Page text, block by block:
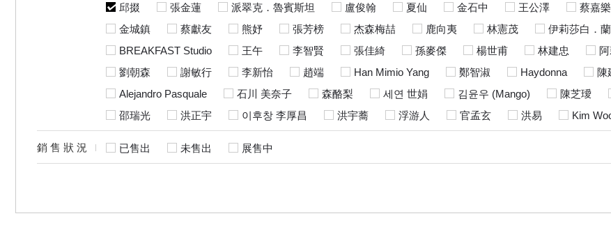
邱掇
張金蓮 派翠克．魯賓斯坦 盧俊翰 夏仙 金石中 王公澤 蔡嘉樂
金城鎮
蔡獻友 熊妤 張芳榜 杰森梅喆 鹿向夷 林憲茂 伊莉莎白．
BREAKFAST Studio
王午 李智賢 張佳綺 孫麥傑 楊世甫 林建忠
劉朝森
謝敏行 李新怡 趙端 Han Mimio Yang 鄭智淑 Haydonna 陳
Alejandro Pasquale
石川 美奈子 森酪梨 세연 世娟 김윤우 (Mango) 陳芝璦
邵瑞光
洪正宇 이후창 李厚昌 洪宇蕎 浮游人 官孟玄 洪易 Kim
銷售狀況 已售出 未售出 展售中